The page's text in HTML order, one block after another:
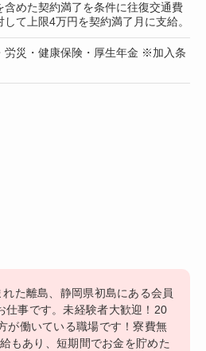
含めた契約満了を条件に往復交通費
して上限4万円を契約満了月に支給。
労災・健康保険・厚生年金 ※加入条
た離島、静岡県初島にある会員
仕事です。未経験者大歓迎！20
が働いている職場です！寮費無
もあり、短期間でお金を貯めた